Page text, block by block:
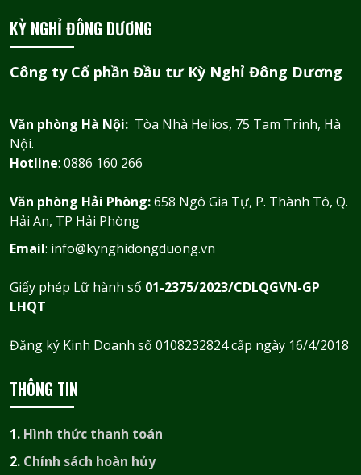
KỲ NGHỈ ĐÔNG DƯƠNG
Công ty Cổ phần Đầu tư Kỳ Nghỉ Đông Dương
Văn phòng Hà Nội: Tòa Nhà Helios, 75 Tam Trinh, Hà
Nội.
Hotline: 0886 160 266
Văn phòng Hải Phòng:658 Ngô Gia Tự, P. Thành Tô, Q.
Hải An, TP Hải Phòng
Email: info@kynghidongduong.vn
Giấy phép Lữ hành số 01-2375/2023/CDLQGVN-GP
LHQT
Đăng ký Kinh Doanh số 0108232824 cấp ngày 16/4/2018
THÔNG TIN
1. Hình thức thanh toán
2. Chính sách hoàn hủy